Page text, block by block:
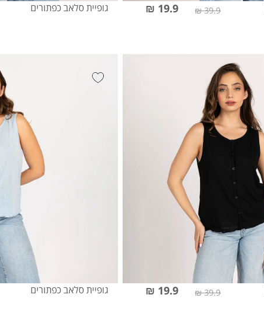
19.9 ₪ 39.9 ₪ גופיית סלאב כפתורים
19.9 ₪ 39.9 ₪ גופיית סלאב כפתורים